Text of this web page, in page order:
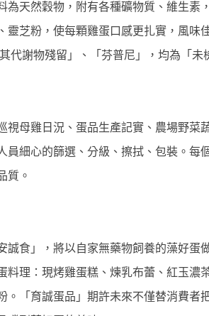
天然穀物，附有各種礦物質、維生素
芝粉，使每顆雞蛋口感更扎實，風味
代謝物殘留」、「芬普尼」，均為「未
視母雞日況、蛋品生產記實、農場野菜
員細心的篩選、分級、擦拭、包裝。每
質。​
誠食」，將以自家無藥物飼養的藻好蛋
料理：現烤雞蛋糕、煉乳布蕾、紅玉濃
。「育誠蛋品」期許未來不僅替消費者